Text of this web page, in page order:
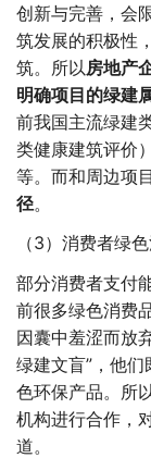
创新与完善，会
筑发展的积极性
筑。所以 房地产
明确项目的绿建
前我国主流绿建
类健康建筑评价
等。而和周边项目
径。
（3）消费者绿
部分消费者支付
前很多绿色消费
因囊中羞涩而放
绿建文盲”，他
色环保产品。所
机构进行合作，
道。